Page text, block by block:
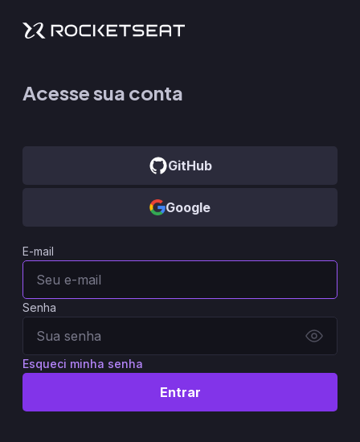
Acesse sua conta
GitHub
Google
E-mail
Senha
Esqueci minha senha
Entrar